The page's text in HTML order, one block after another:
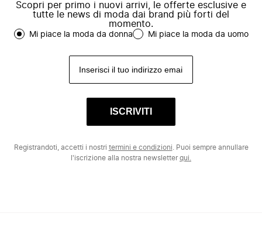
Scopri per primo i nuovi arrivi, le offerte esclusive e
tutte le news di moda dai brand più forti del
momento.
Mi piace la moda da donna Mi piace la moda da uomo
ISCRIVITI
Registrandoti, accetti i nostri termini e condizioni . Puoi sempre annullare
l'iscrizione alla nostra newsletterqui.